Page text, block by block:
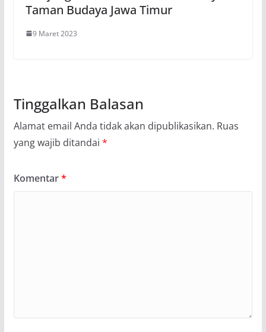
Taman Budaya Jawa Timur
9 Maret 2023
Tinggalkan Balasan
Alamat email Anda tidak akan dipublikasikan. Ruas
yang wajib ditandai *
Komentar*